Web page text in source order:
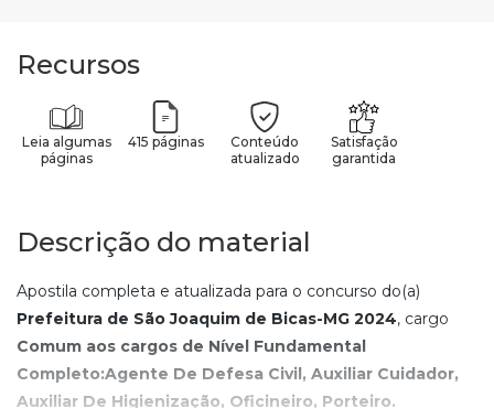
Recursos
Leia algumas
páginas
415 páginas
Conteúdo
atualizado
Satisfação
garantida
Descrição do material
Apostila completa e atualizada para o concurso do(a)
Prefeitura de São Joaquim de Bicas-MG 2024, cargo
Comum aos cargos de Nível Fundamental
Completo:Agente De Defesa Civil, Auxiliar Cuidador,
Auxiliar De Higienização, Oficineiro, Porteiro.